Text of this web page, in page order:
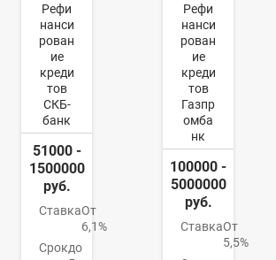
Рефи
нанси
рован
ие
креди
тов
СКБ-
банк
51000 -
1500000
руб.
СтавкаОт
6,1%
Срокдо
Рефи
нанси
рован
ие
креди
тов
Газпр
омба
нк
100000 -
5000000
руб.
СтавкаОт
5,5%